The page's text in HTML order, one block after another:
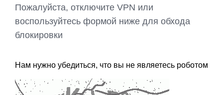
Пожалуйста, отключите VPN или
воспользуйтесь формой ниже для обхода
блокировки
Нам нужно убедиться, что вы не являетесь роботом